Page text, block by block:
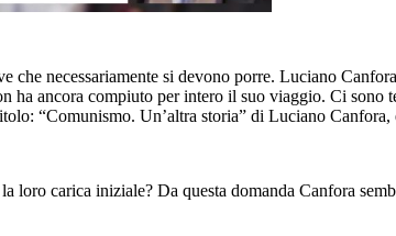
necessariamente si devono porre. Luciano
ancora compiuto per intero il suo viaggio. Ci sono
“Comunismo. Un’altra storia” di Luciano
carica iniziale? Da questa domanda Canfora